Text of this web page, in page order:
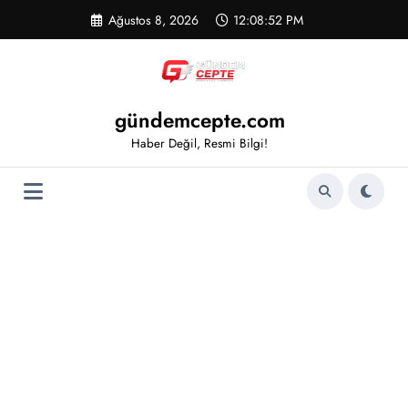
Ağustos 8, 2026 12:08:52 PM
gündemcepte.com
Haber Değil, Resmi Bilgi!